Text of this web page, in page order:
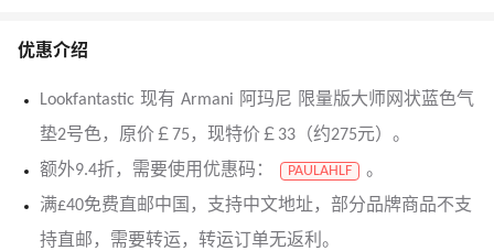
优惠介绍
Lookfantastic 现有 Armani 阿玛尼 限量版大师网状蓝色气
垫2号色，原价￡75，现特价￡33（约275元）。
额外9.4折，需要使用优惠码：
PAULAHLF
。
满£40免费直邮中国，支持中文地址，部分品牌商品不支
持直邮，需要转运，转运订单无返利。